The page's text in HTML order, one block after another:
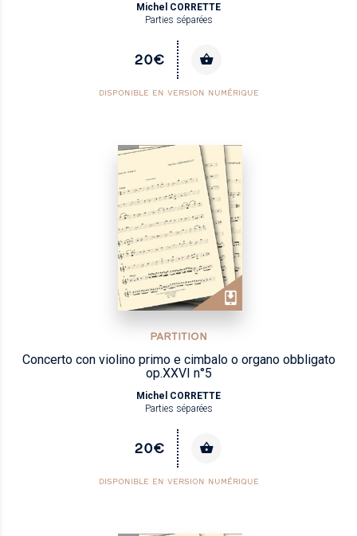
Michel CORRETTE
Parties séparées
20€
DISPONIBLE EN VERSION NUMÉRIQUE
PARTITION
Concerto con violino primo e cimbalo o organo obbligato
op.XXVI n°5
Michel CORRETTE
Parties séparées
20€
DISPONIBLE EN VERSION NUMÉRIQUE